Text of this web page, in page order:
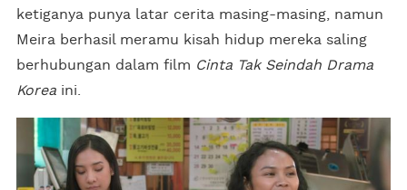
ketiganya punya latar cerita masing-masing, namun
Meira berhasil meramu kisah hidup mereka saling
berhubungan dalam film Cinta Tak Seindah Drama
Korea ini.